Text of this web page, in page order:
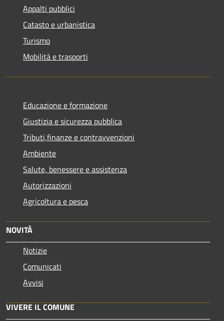
Appalti pubblici
Catasto e urbanistica
Turismo
Mobilità e trasporti
Educazione e formazione
Giustizia e sicurezza pubblica
Tributi,finanze e contravvenzioni
Ambiente
Salute, benessere e assistenza
Autorizzazioni
Agricoltura e pesca
NOVITÀ
Notizie
Comunicati
Avvisi
VIVERE IL COMUNE